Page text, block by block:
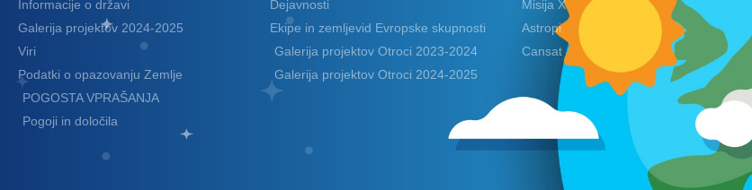
Informacije o državi
Galerija projektov 2024-2025
Viri
Podatki o opazovanju Zemlje
POGOSTA VPRAŠANJA
Pogoji in določila
Dejavnosti
Ekipe in zemljevid Evropske skupnosti
Galerija projektov Otroci 2023-2024
Galerija projektov Otroci 2024-2025
Misija X
Astropi
Cansat